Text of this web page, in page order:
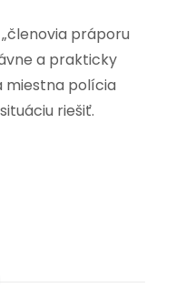
práporu
a prakticky
miestna polícia
riešiť.